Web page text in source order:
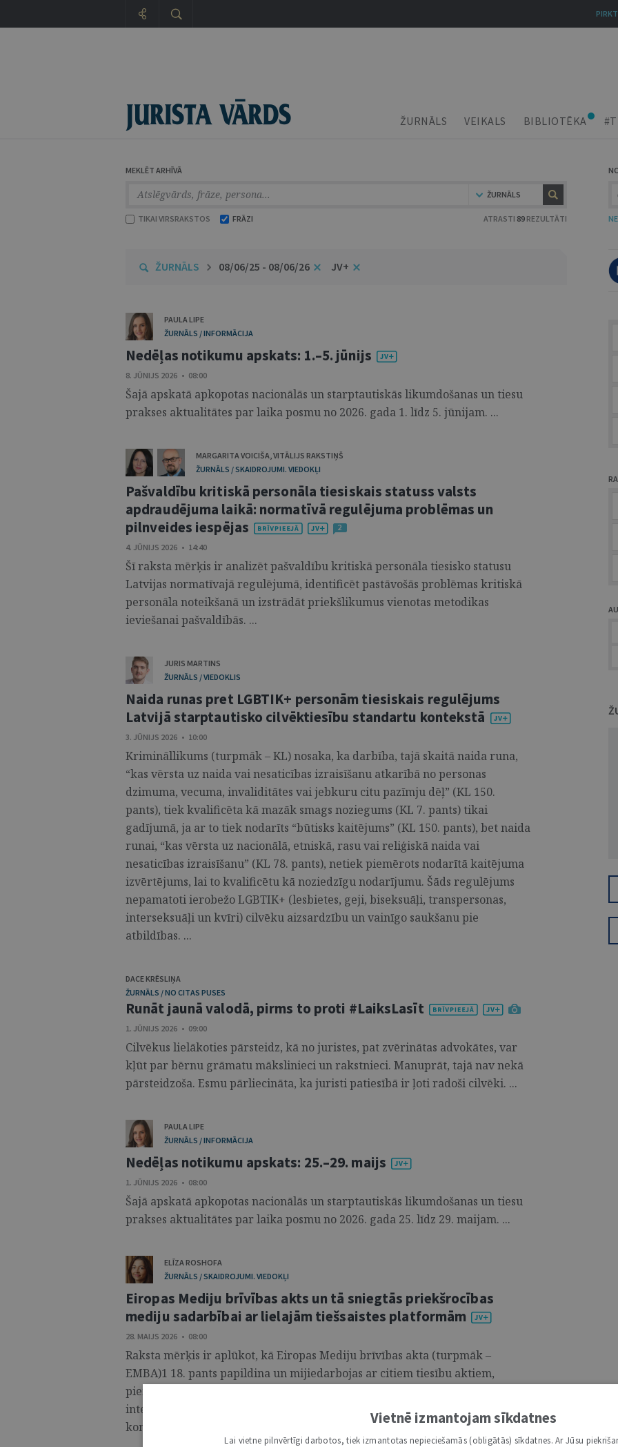
ŽURNĀLS VEIKALS BIBLIOTĒKA
MEKLĒT ARHĪVĀ
ŽURNĀLS
TIKAI VIRSRAKSTOS FRĀZI ATRASTI 89 REZULTĀTI
ŽURNĀLS 08/06/25 - 08/06/26 JV+
PAULA LIPE
ŽURNĀLS / INFORMĀCIJA
Nedēļas notikumu apskats: 1.–5. jūnijs
8. JŪNIJS 2026 • 08:00
Šajā apskatā apkopotas nacionālās un starptautiskās likumdošanas un tiesu
prakses aktualitātes par laika posmu no 2026. gada 1. līdz 5. jūnijam. ...
MARGARITA VOICIŠA,VITĀLIJS RAKSTIŅŠ
ŽURNĀLS / SKAIDROJUMI. VIEDOKĻI
Pašvaldību kritiskā personāla tiesiskais statuss valsts
apdraudējuma laikā: normatīvā regulējuma problēmas un
pilnveides iespējas
2
4. JŪNIJS 2026 • 14:40
Šī raksta mērķis ir analizēt pašvaldību kritiskā personāla tiesisko statusu
Latvijas normatīvajā regulējumā, identificēt pastāvošās problēmas kritiskā
personāla noteikšanā un izstrādāt priekšlikumus vienotas metodikas
ieviešanai pašvaldībās. ...
JURIS MARTINS
ŽURNĀLS / VIEDOKLIS
Naida runas pret LGBTIK+ personām tiesiskais regulējums
Latvijā starptautisko cilvēktiesību standartu kontekstā
3. JŪNIJS 2026 • 10:00
Krimināllikums (turpmāk – KL) nosaka, ka darbība, tajā skaitā naida runa,
“kas vērsta uz naida vai nesaticības izraisīšanu atkarībā no personas
dzimuma, vecuma, invaliditātes vai jebkuru citu pazīmju dēļ” (KL 150.
pants), tiek kvalificēta kā mazāk smags noziegums (KL 7. pants) tikai
gadījumā, ja ar to tiek nodarīts “būtisks kaitējums” (KL 150. pants), bet naida
runai, “kas vērsta uz nacionālā, etniskā, rasu vai reliģiskā naida vai
nesaticības izraisīšanu” (KL 78. pants), netiek piemērots nodarītā kaitējuma
izvērtējums, lai to kvalificētu kā noziedzīgu nodarījumu. Šāds regulējums
nepamatoti ierobežo LGBTIK+ (lesbietes, geji, biseksuāļi, transpersonas,
interseksuāļi un kvīri) cilvēku aizsardzību un vainīgo saukšanu pie
atbildības. ...
DACE KRĒSLIŅA
ŽURNĀLS / NO CITAS PUSES
Runāt jaunā valodā, pirms to proti #LaiksLasīt
1. JŪNIJS 2026 • 09:00
Cilvēkus lielākoties pārsteidz, kā no juristes, pat zvērinātas advokātes, var
kļūt par bērnu grāmatu mākslinieci un rakstnieci. Manuprāt, tajā nav nekā
pārsteidzoša. Esmu pārliecināta, ka juristi patiesībā ir ļoti radoši cilvēki. ...
PAULA LIPE
ŽURNĀLS / INFORMĀCIJA
Nedēļas notikumu apskats: 25.–29. maijs
1. JŪNIJS 2026 • 08:00
Šajā apskatā apkopotas nacionālās un starptautiskās likumdošanas un tiesu
prakses aktualitātes par laika posmu no 2026. gada 25. līdz 29. maijam. ...
ELĪZA ROSHOFA
ŽURNĀLS / SKAIDROJUMI. VIEDOKĻI
Eiropas Mediju brīvības akts un tā sniegtās priekšrocības
mediju sadarbībai ar lielajām tiešsaistes platformām
28. MAIJS 2026 • 08:00
Raksta mērķis ir aplūkot, kā Eiropas Mediju brīvības akta (turpmāk –
EMBA)1 18. pants papildina un mijiedarbojas ar citiem tiesību aktiem,
piemēram, Digitālo pakalpojumu aktu (turpmāk – DSA) un Mākslīgā
intelekta aktu, un kādas priekšrocības tas var sniegt mazāku dalībvalstu
kontekstā. ...
PIRKT
Vietnē izmantojam sīkdatnes
Lai vietne pilnvērtīgi darbotos, tiek izmantotas nepieciešamās (obligātās) sīkdatnes. Ar Jūsu